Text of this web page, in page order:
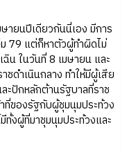
ายนปีเดียวกันนี่เอง มีการ
79 แต่ก็หาตัวผู้ทำผิดไม่
น ในวันที่ 8 เมษายน และ
ดำเนินกลาง ทำให้มีผู้เสีย
ะปักหลักต้านรัฐบาลที่ราช
ที่ของรัฐกับผู้ชุมนุมประท้วง
งผู้ที่มาชุมนุมประท้วงและ